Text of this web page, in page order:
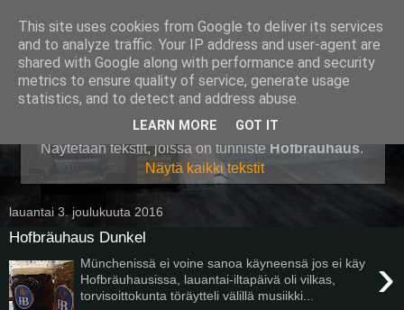
Pullollinen
Näytetään tekstit, joissa on tunniste Hofbräuhaus.
Näytä kaikki tekstit
lauantai 3. joulukuuta 2016
Hofbräuhaus Dunkel
›
Münchenissä ei voine sanoa käyneensä jos ei käy
Hofbräuhausissa, lauantai-iltapäivä oli vilkas,
torvisoittokunta töräytteli välillä musiikki...
This site uses cookies from Google to deliver its services
and to analyze traffic. Your IP address and user-agent are
shared with Google along with performance and security
metrics to ensure quality of service, generate usage
statistics, and to detect and address abuse.
LEARN MORE GOT IT